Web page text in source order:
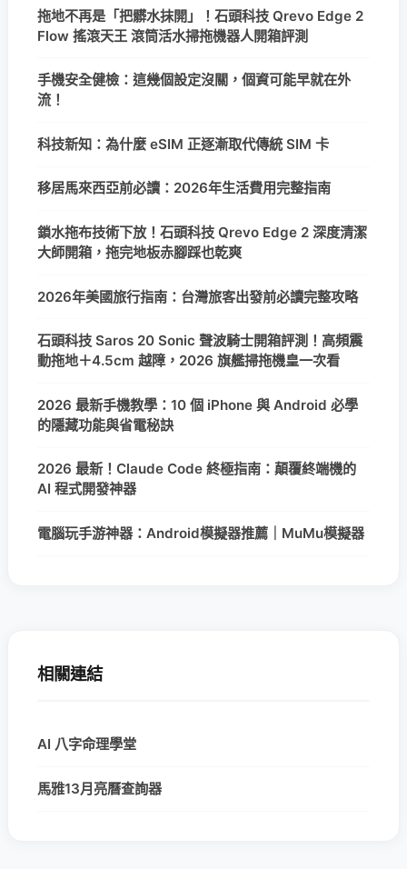
拖地不再是「把髒水抹開」！石頭科技 Qrevo Edge 2
Flow 搖滾天王 滾筒活水掃拖機器人開箱評測
手機安全健檢：這幾個設定沒關，個資可能早就在外
流！
科技新知：為什麼 eSIM 正逐漸取代傳統 SIM 卡
移居馬來西亞前必讀：2026年生活費用完整指南
鎖水拖布技術下放！石頭科技 Qrevo Edge 2 深度清潔
大師開箱，拖完地板赤腳踩也乾爽
2026年美國旅行指南：台灣旅客出發前必讀完整攻略
石頭科技 Saros 20 Sonic 聲波騎士開箱評測！高頻震
動拖地＋4.5cm 越障，2026 旗艦掃拖機皇一次看
2026 最新手機教學：10 個 iPhone 與 Android 必學
的隱藏功能與省電秘訣
2026 最新！Claude Code 終極指南：顛覆終端機的
AI 程式開發神器
電腦玩手游神器：Android模擬器推薦｜MuMu模擬器
相關連結
AI 八字命理學堂
馬雅13月亮曆查詢器